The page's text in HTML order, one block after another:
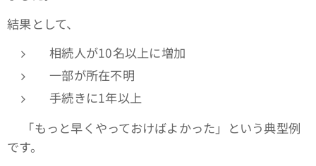
結果として、
相続人が10名以上に増加
一部が所在不明
手続きに1年以上
👉「もっと早くやっておけばよかった」という典型例
です。